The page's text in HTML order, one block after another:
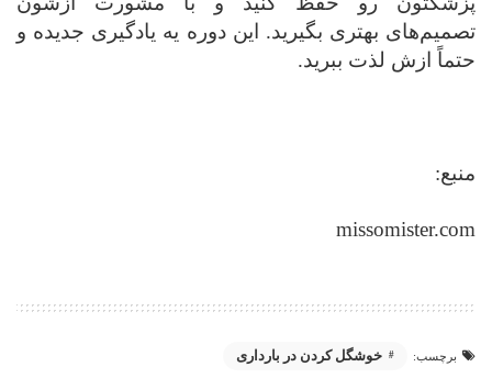
تصمیم‌های بهتری بگیرید. این دوره یه یادگیری جدیده و
حتماً ازش لذت ببرید.
منبع:
missomister.com
برچسب: خوشگل کردن در بارداری